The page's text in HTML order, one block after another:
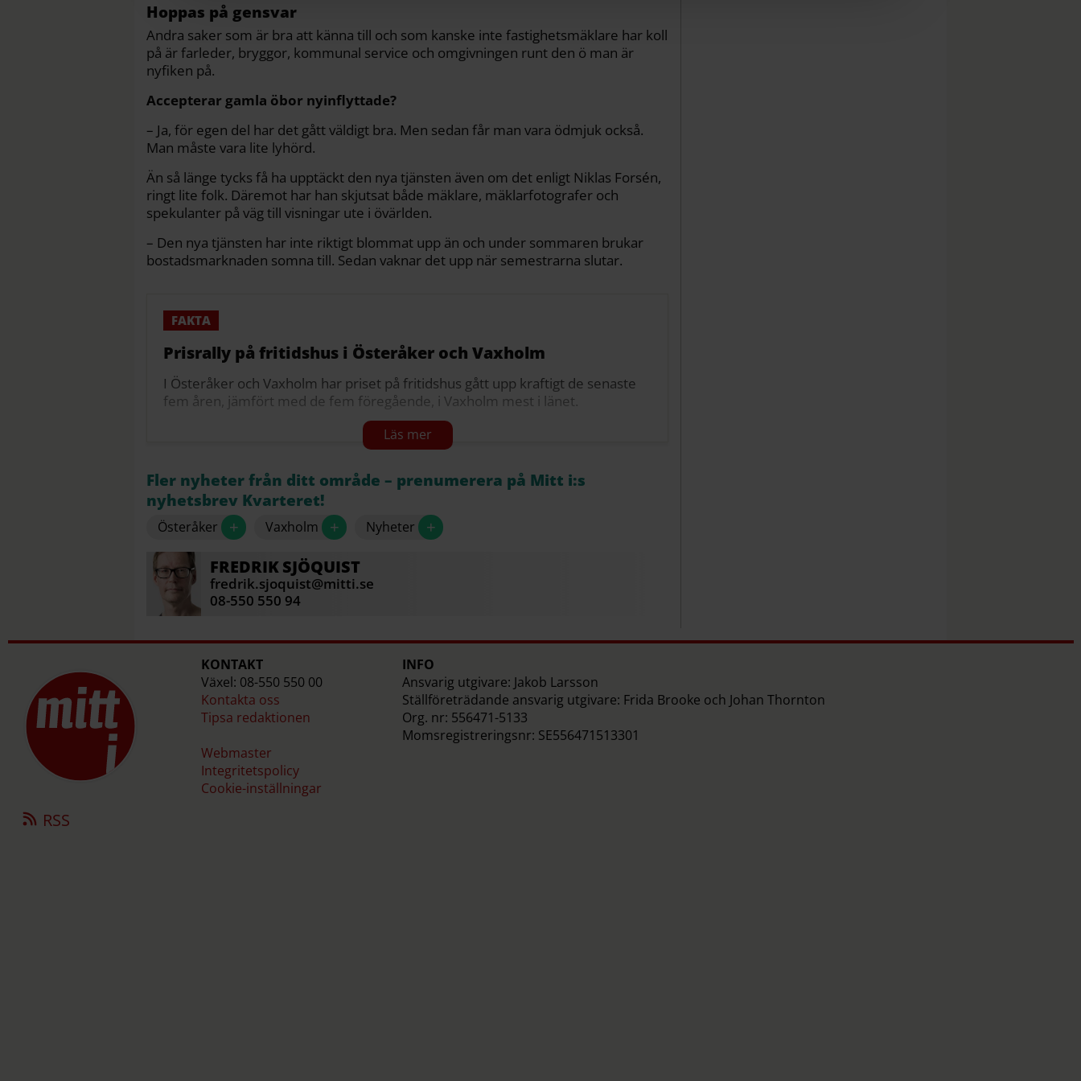
Hoppas på gensvar
Andra saker som är bra att känna till och som kanske inte fastighetsmäklare har koll
på är farleder, bryggor, kommunal service och omgivningen runt den ö man är
nyfiken på.
Accepterar gamla öbor nyinflyttade?
– Ja, för egen del har det gått väldigt bra. Men sedan får man vara ödmjuk också.
Man måste vara lite lyhörd.
Än så länge tycks få ha upptäckt den nya tjänsten även om det enligt Niklas Forsén,
ringt lite folk. Däremot har han skjutsat både mäklare, mäklarfotografer och
spekulanter på väg till visningar ute i övärlden.
– Den nya tjänsten har inte riktigt blommat upp än och under sommaren brukar
bostadsmarknaden somna till. Sedan vaknar det upp när semestrarna slutar.
Prisrally på fritidshus i Österåker och Vaxholm
I Österåker och Vaxholm har priset på fritidshus gått upp kraftigt de senaste
fem åren, jämfört med de fem föregående, i Vaxholm mest i länet.
Medelpris 2013–2015. 4,4 milj.
Österåker
Medelpris 2023–2025: 4,6 milj. (+64 %
Medelpris 2013–2015: 2,8 milj.
Källa: Svensk mäklarstatistik/Newsworthy
Fler nyheter från ditt område – prenumerera på Mitt i:s
nyhetsbrev Kvarteret!
Österåker + Vaxholm + Nyheter +
FREDRIKSJÖQUIST
fredrik.sjoquist@mitti.se
08-550 550 94
KONTAKT
Växel: 08-550 550 00
Kontakta oss
Tipsa redaktionen
Webmaster
Integritetspolicy
Cookie-inställningar
INFO
Ansvarig utgivare: Jakob Larsson
Ställföreträdande ansvarig utgivare: Frida Brooke och Johan Thornton
Org. nr: 556471-5133
Momsregistreringsnr: SE556471513301
RSS